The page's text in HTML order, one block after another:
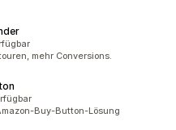
mehr Conversions.
Buy-Button-Lösung